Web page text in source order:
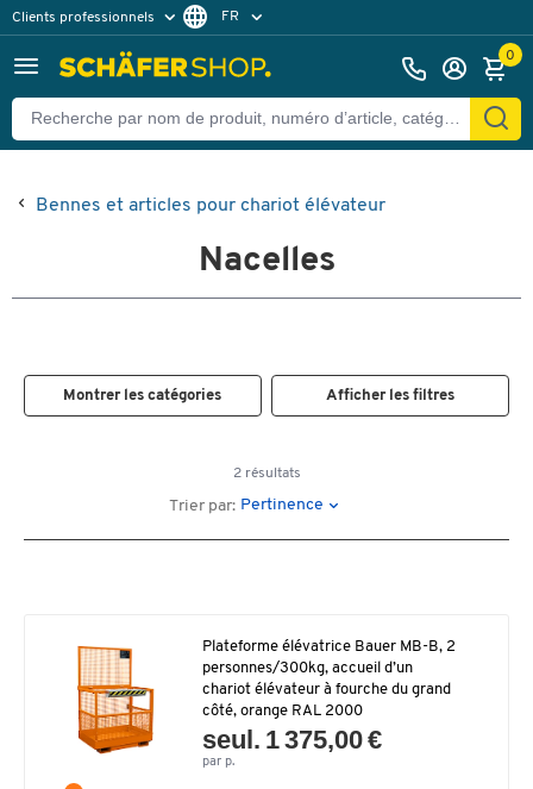
Clients professionnels
Clients particuliers
FR
0
Bennes et articles pour chariot élévateur
Nacelles
Montrer les catégories Afficher les filtres
2 résultats
Trier par: Pertinence
Plateforme élévatrice Bauer MB-B, 2
personnes/300kg, accueil d’un
chariot élévateur à fourche du grand
côté, orange RAL 2000
seul. 1 375,00 €
par p.